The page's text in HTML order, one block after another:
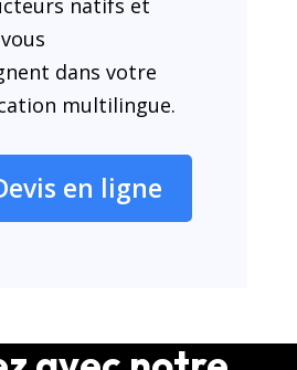
natifs et
dans votre
multilingue.
en ligne